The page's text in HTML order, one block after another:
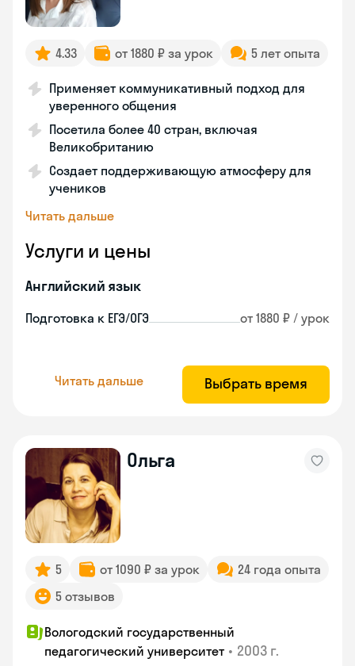
4.33 от 1880 ₽ за урок 5 лет опыта
Применяет коммуникативный подход для
уверенного общения
Посетила более 40 стран, включая
Великобританию
Создает поддерживающую атмосферу для
учеников
Читать дальше
Услуги и цены
Английский язык
Подготовка к ЕГЭ/ОГЭ от 1880 ₽ / урок
Читать дальше Выбрать время
Ольга
5 от 1090 ₽ за урок
24 года опыта
5 отзывов
Вологодский государственный
педагогический университет • 2003 г.